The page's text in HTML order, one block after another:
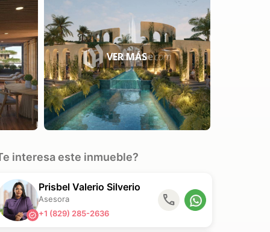
interesa este inmueble?
verified
Prisbel Valerio Silverio
Asesora
+1 (829) 285-2636
phone